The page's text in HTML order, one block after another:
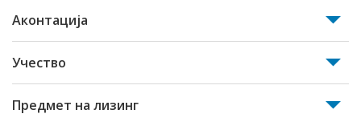
Аконтација
Учество
Предмет на лизинг